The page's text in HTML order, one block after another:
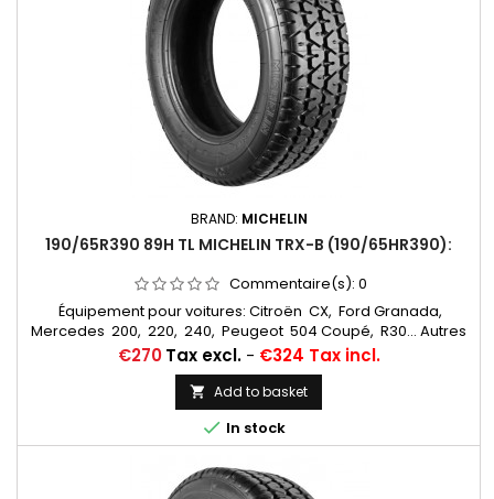
BRAND: MICHELIN
190/65R390 89H TL MICHELIN TRX-B (190/65HR390):
Commentaire(s): 0
Équipement pour voitures: Citroën CX, Ford Granada,
Mercedes 200, 220, 240, Peugeot 504 Coupé, R30... Autres
appellations: 190/65HR390; 190/65x390; 190/65-390
Price
€270 Tax excl.- €324 Tax incl.
 Add to basket
 In stock